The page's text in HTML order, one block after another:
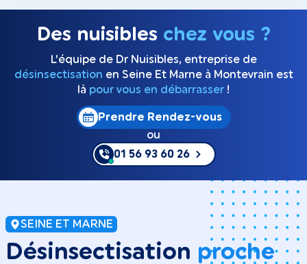
Des nuisibles chez vous ?
L’équipe de Dr Nuisibles, entreprise de
désinsectisation en Seine Et Marne à Montevrain est
là pour vous en débarrasser !
Prendre Rendez-vous
ou
01 56 93 60 26
SEINE ET MARNE
Désinsectisation proche